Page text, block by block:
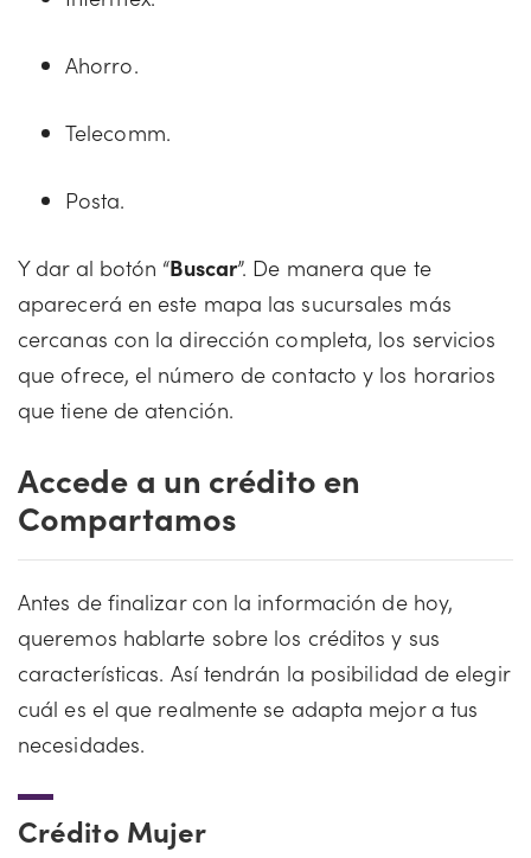
Ahorro.
Telecomm.
Posta.
Y dar al botón “Buscar”. De manera que te
aparecerá en este mapa las sucursales más
cercanas con la dirección completa, los servicios
que ofrece, el número de contacto y los horarios
que tiene de atención.
Accede a un crédito en
Compartamos
Antes de finalizar con la información de hoy,
queremos hablarte sobre los créditos y sus
características. Así tendrán la posibilidad de elegir
cuál es el que realmente se adapta mejor a tus
necesidades.
Crédito Mujer